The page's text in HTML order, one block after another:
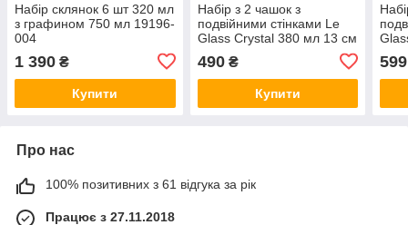
Набір склянок 6 шт 320 мл
з графином 750 мл 19196-
004
1 390 ₴
Купити
Набір з 2 чашок з
подвійними стінками Le
Glass Crystal 380 мл 13 см
490₴
Купити
599
Про нас
100% позитивних з 61 відгука за рік
Працює з 27.11.2018